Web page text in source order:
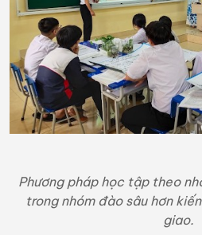
Phương pháp học tập theo
trong nhóm đào sâu hơn
giao.